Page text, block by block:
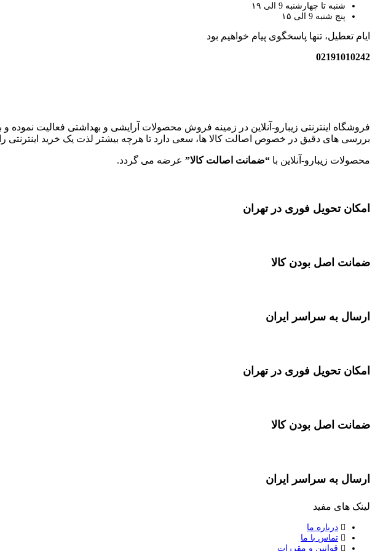
شنبه تا چهارشنبه 9 الی ۱۹
پنج شنبه 9 الی ۱۵
ایام تعطیل، تنها پاسخگوی پیام خواهیم بود
02191010242
فروشگاه اینترنتی زیبارو-آنلاین در زمینه فروش محصولات آرایشی و بهداشتی فعالیت
بررسی های دقیق در خصوص اصالت کالا ها، سعی دارد تا هرچه بیشتر لذت یک خرید اینترنتی
محصولات زیبارو-آنلاین با “ضمانت اصالت کالا” عرضه می گردد.
امکان تحویل فوری در تهران
ضمانت اصل بودن کالا
ارسال به سراسر ایران
امکان تحویل فوری در تهران
ضمانت اصل بودن کالا
ارسال به سراسر ایران
لینک های مفید
درباره ما
تماس با ما
قوانین و مقررات